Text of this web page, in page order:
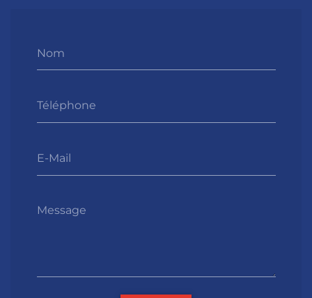
Nom
Téléphone
E-Mail
Message